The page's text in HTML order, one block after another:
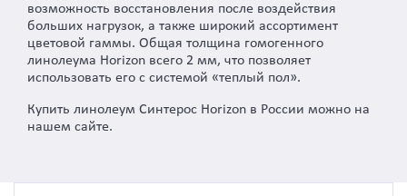
возможность восстановления после воздействия
больших нагрузок, а также широкий ассортимент
цветовой гаммы. Общая толщина гомогенного
линолеума Horizon всего 2 мм, что позволяет
использовать его с системой «теплый пол».
Купить линолеум Синтерос Horizon в России можно на
нашем сайте.